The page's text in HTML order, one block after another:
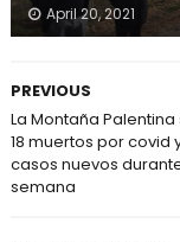
April 20, 2021
PREVIOUS
La Montaña
18 muertos por covid y
casos nuevos
semana